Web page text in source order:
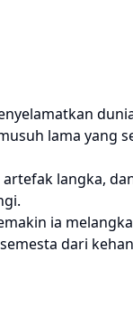
lama yang
langka,
ia
dari